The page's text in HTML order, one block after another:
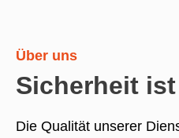
Über uns
Sicherheit
Die Qualität unserer